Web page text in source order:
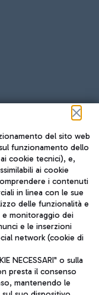
del sito web
funzionamento dello
cookie tecnici), e,
ai cookie
i contenuti
in linea con le sue
delle funzionalità e
e monitoraggio dei
e le inserzioni
network (cookie di
NECESSARI" o sulla
presta il consenso
mantenendo le